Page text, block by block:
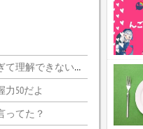
解できないわｗｗ
50だよ
ってた？